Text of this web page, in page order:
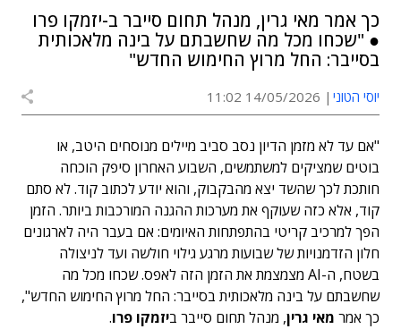
כך אמר מאי גרין, מנהל תחום סייבר ב-יזמקו פרו
● "שכחו מכל מה שחשבתם על בינה מלאכותית
בסייבר: החל מרוץ החימוש החדש"
יוסי הטוני 14/05/2026 11:02
"אם עד לא מזמן הדיון נסב סביב מיילים מנוסחים היטב, או
בוטים שמציקים למשתמשים, השבוע האחרון סיפק הוכחה
חותכת לכך שהשד יצא מהבקבוק, והוא יודע לכתוב קוד. לא סתם
קוד, אלא כזה שעוקף את מערכות ההגנה המורכבות ביותר. הזמן
הפך למרכיב קריטי בהתפתחות האיומים: אם בעבר היה לארגונים
חלון הזדמנויות של שבועות מרגע גילוי חולשה ועד לניצולה
בשטח, ה-AI מצמצמת את הזמן הזה לאפס. שכחו מכל מה
שחשבתם על בינה מלאכותית בסייבר: החל מרוץ החימוש החדש",
כך אמר מאי גרין, מנהל תחום סייבר ביזמקו פרו.